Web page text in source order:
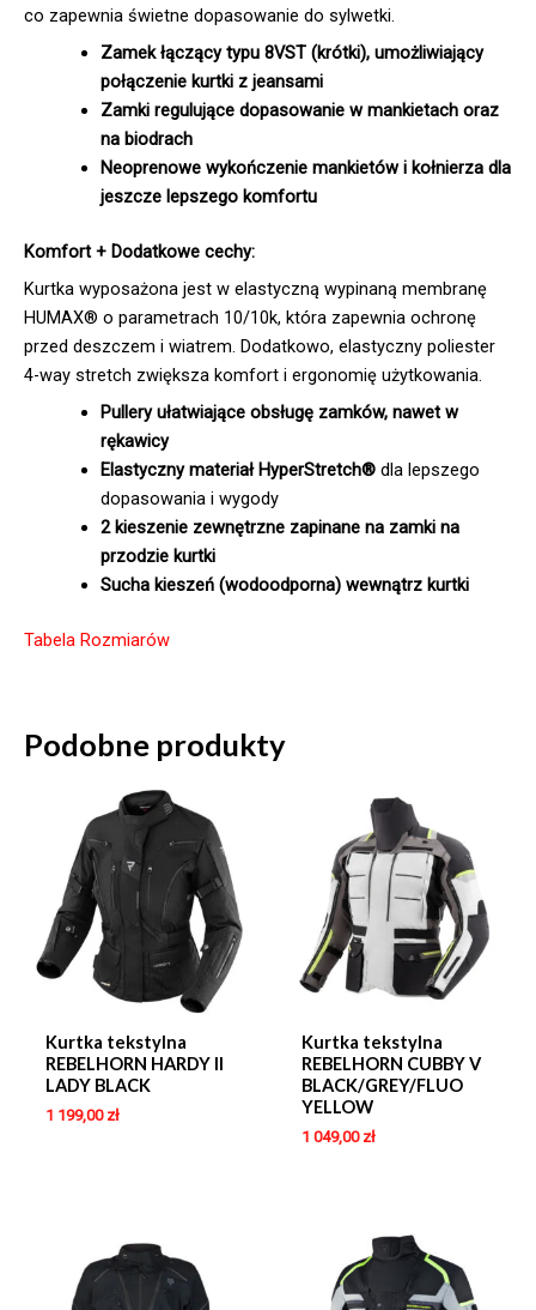
co zapewnia świetne dopasowanie do sylwetki.
Zamek łączący typu 8VST (krótki), umożliwiający
połączenie kurtki z jeansami
Zamki regulujące dopasowanie w mankietach oraz
na biodrach
Neoprenowe wykończenie mankietów i kołnierza dla
jeszcze lepszego komfortu
Komfort + Dodatkowe cechy:
Kurtka wyposażona jest w elastyczną wypinaną membranę
HUMAX® o parametrach 10/10k, która zapewnia ochronę
przed deszczem i wiatrem. Dodatkowo, elastyczny poliester
4-way stretch zwiększa komfort i ergonomię użytkowania.
Pullery ułatwiające obsługę zamków, nawet w
rękawicy
Elastyczny materiał HyperStretch®dla lepszego
dopasowania i wygody
2 kieszenie zewnętrzne zapinane na zamki na
przodzie kurtki
Sucha kieszeń (wodoodporna) wewnątrz kurtki
Tabela Rozmiarów
Podobne produkty
Kurtka tekstylna
REBELHORN HARDY II
LADY BLACK
1 199,00 zł
Kurtka tekstylna
REBELHORN CUBBY V
BLACK/GREY/FLUO
YELLOW
1 049,00 zł